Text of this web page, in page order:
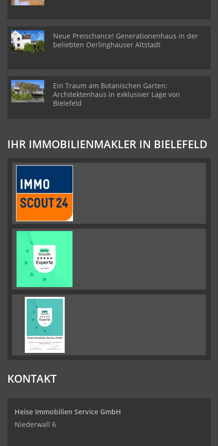
Neue Preischance! Generationenhaus in der
beliebten Oerlinghauser Altstadt
Ein Traum am Botanischen Garten:
Architektenhaus in exklusiver Lage von
Bielefeld
IHR IMMOBILIENMAKLER IN BIELEFELD
KONTAKT
Heise Immobilien Service GmbH
Niederwall 6